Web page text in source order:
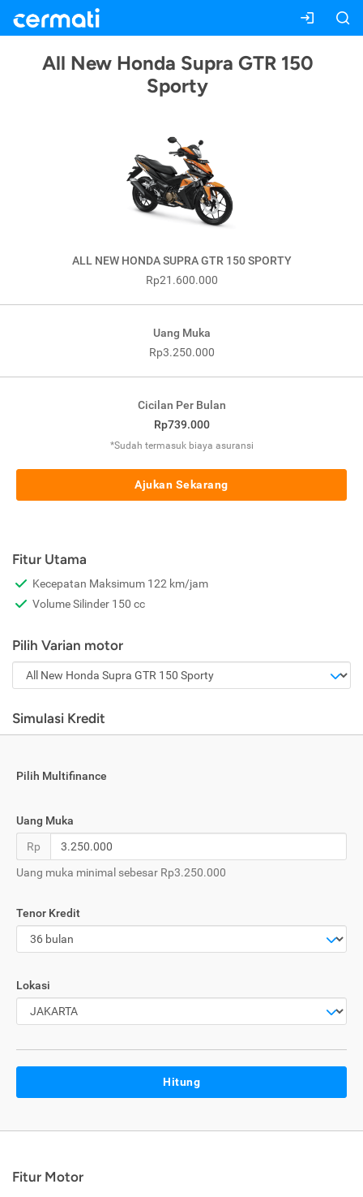
All New Honda Supra GTR 150
Sporty
ALL NEW HONDA SUPRA GTR 150 SPORTY
Rp21.600.000
Uang Muka
Rp3.250.000
Cicilan Per Bulan
Rp739.000
*Sudah termasuk biaya asuransi
Ajukan Sekarang
Fitur Utama
Kecepatan Maksimum 122 km/jam
Volume Silinder 150 cc
Pilih Varian motor
Simulasi Kredit
Pilih Multifinance
Uang Muka
Rp
Uang muka minimal sebesar Rp3.250.000
Tenor Kredit
Lokasi
Hitung
Fitur Motor